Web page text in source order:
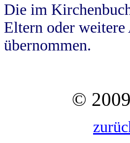
Die im
Eltern oder
übernommen.
©